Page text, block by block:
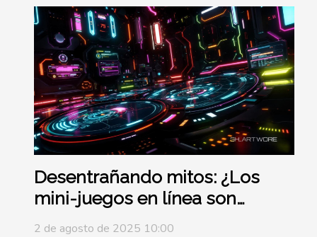
Desentrañando mitos: ¿Los
mini-juegos en línea son
realmente lucrativos?
2 de agosto de 2025 10:00